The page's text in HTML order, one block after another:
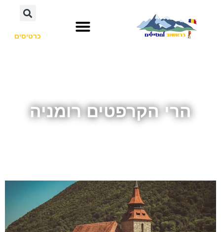
כרטיסים
הרי הקרפטים רומניה